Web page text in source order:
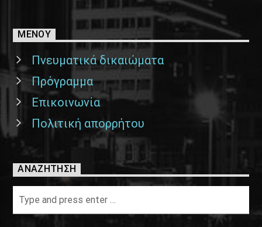
ΜΕΝΟΥ
Πνευματικά δικαιώματα
Πρόγραμμα
Επικοινωνία
Πολιτική απορρήτου
ΑΝΑΖΉΤΗΣΗ